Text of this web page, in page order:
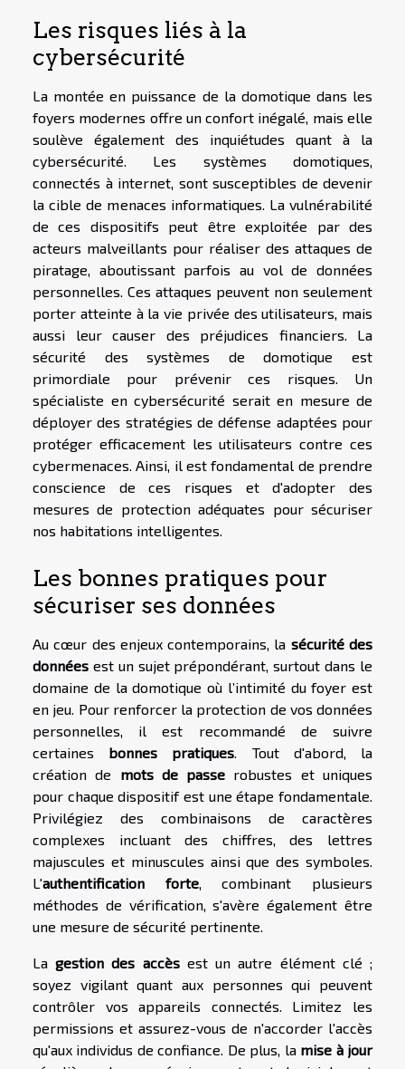
Les risques liés à la
cybersécurité
La montée en puissance de la domotique dans les
foyers modernes offre un confort inégalé, mais elle
soulève également des inquiétudes quant à la
cybersécurité. Les systèmes domotiques,
connectés à internet, sont susceptibles de devenir
la cible de menaces informatiques. La vulnérabilité
de ces dispositifs peut être exploitée par des
acteurs malveillants pour réaliser des attaques de
piratage, aboutissant parfois au vol de données
personnelles. Ces attaques peuvent non seulement
porter atteinte à la vie privée des utilisateurs, mais
aussi leur causer des préjudices financiers. La
sécurité des systèmes de domotique est
primordiale pour prévenir ces risques. Un
spécialiste en cybersécurité serait en mesure de
déployer des stratégies de défense adaptées pour
protéger efficacement les utilisateurs contre ces
cybermenaces. Ainsi, il est fondamental de prendre
conscience de ces risques et d'adopter des
mesures de protection adéquates pour sécuriser
nos habitations intelligentes.
Les bonnes pratiques pour
sécuriser ses données
Au cœur des enjeux contemporains, la sécurité des
données est un sujet prépondérant, surtout dans le
domaine de la domotique où l’intimité du foyer est
en jeu. Pour renforcer la protection de vos données
personnelles, il est recommandé de suivre
certaines bonnes pratiques. Tout d'abord, la
création de mots de passe robustes et uniques
pour chaque dispositif est une étape fondamentale.
Privilégiez des combinaisons de caractères
complexes incluant des chiffres, des lettres
majuscules et minuscules ainsi que des symboles.
L'authentification forte, combinant plusieurs
méthodes de vérification, s'avère également être
une mesure de sécurité pertinente.
Lagestion des accèsest un autre élément clé ;
soyez vigilant quant aux personnes qui peuvent
contrôler vos appareils connectés. Limitez les
permissions et assurez-vous de n'accorder l'accès
qu'aux individus de confiance. De plus, la mise à jour